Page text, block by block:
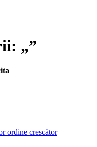
„”
ordine crescător